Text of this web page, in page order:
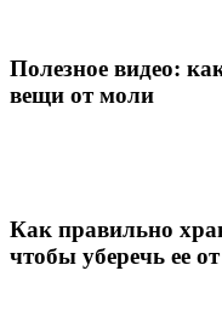
Полезное видео:
вещи от моли
Как правильно
чтобы уберечь ее